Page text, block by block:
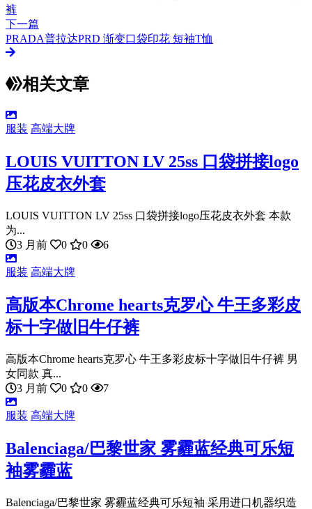
裤
下一篇
PRADA普拉达PRD 渐变口袋印花 短袖T恤
相关文章
服装 高端大牌
LOUIS VUITTON LV 25ss 口袋拼接logo
压花皮衣外套
LOUIS VUITTON LV 25ss 口袋拼接logo压花皮衣外套 本款
为...
3 月前
0 0 6
服装 高端大牌
高版本Chrome hearts克罗心 牛王多彩皮
标十字做旧牛仔裤
高版本Chrome hearts克罗心 牛王多彩皮标十字做旧牛仔裤 男
女同款 真...
3 月前
0 0 7
服装 高端大牌
Balenciaga/巴黎世家 雾霾蓝经典可乐短
袖雾霾蓝
Balenciaga/巴黎世家 雾霾蓝经典可乐短袖 采用进口机器织造